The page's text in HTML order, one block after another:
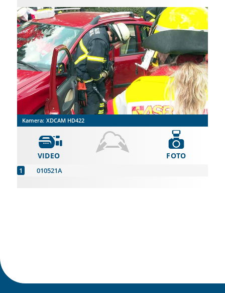
Kamera: XDCAM HD422
VIDEO
010521A
FOTO